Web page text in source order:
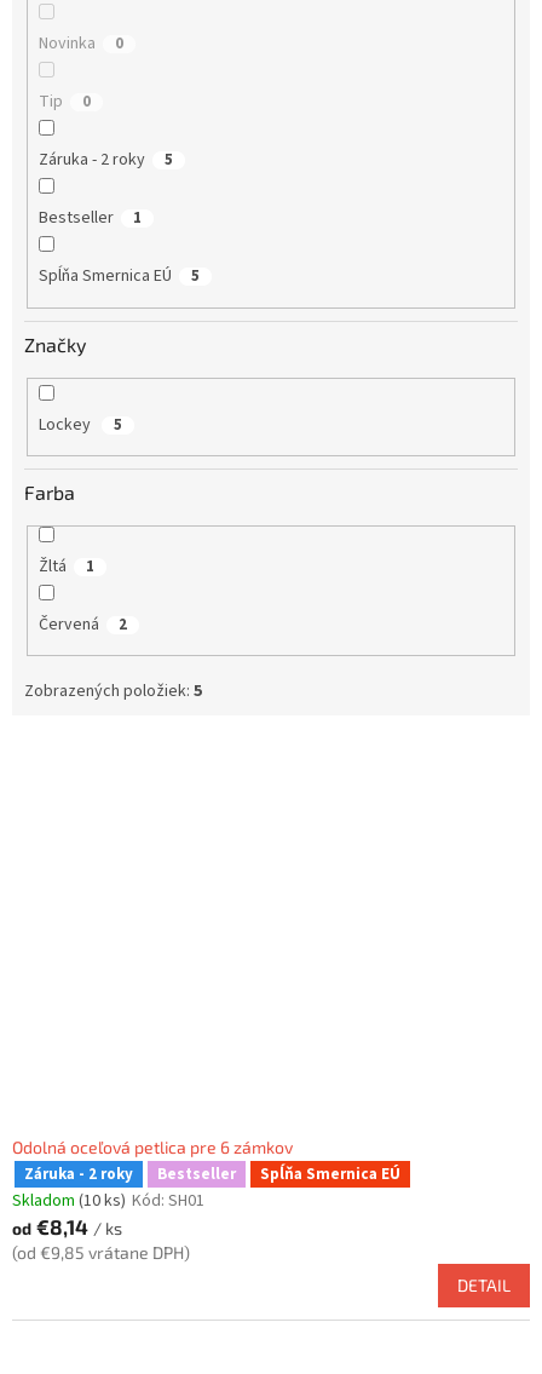
Novinka 0
Tip 0
Záruka - 2 roky 5
Bestseller 1
Spĺňa Smernica EÚ 5
Značky
Lockey 5
Farba
Žltá 1
Červená 2
Zobrazených položiek: 5
Odolná oceľová petlica pre 6 zámkov
Záruka - 2 roky Bestseller Spĺňa Smernica EÚ
Skladom (10 ks) Kód: SH01
od €8,14 / ks
(od €9,85 vrátane DPH)
DETAIL